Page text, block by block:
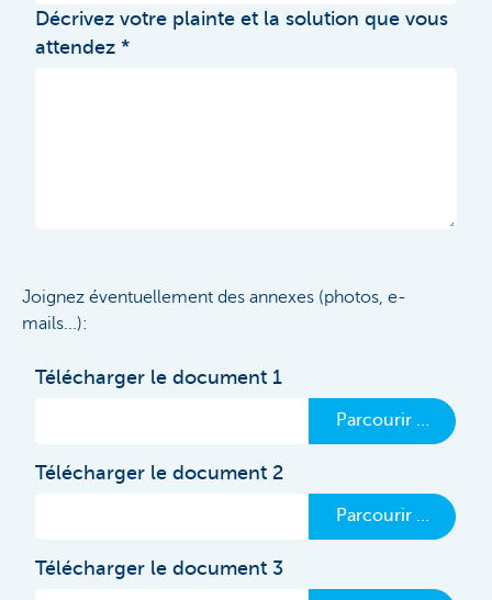
Décrivez votre plainte et la solution que vous
attendez
Joignez éventuellement des annexes (photos, e-
mails...):
Télécharger le document 1
Parcourir …
Télécharger le document 2
Parcourir …
Télécharger le document 3